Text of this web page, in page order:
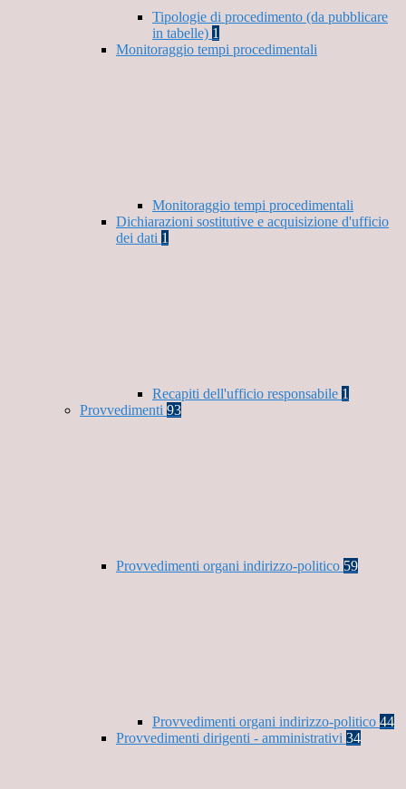
Tipologie di procedimento (da pubblicare
in tabelle) 1
Monitoraggio tempi procedimentali
Monitoraggio tempi procedimentali
Dichiarazioni sostitutive e acquisizione d'ufficio
dei dati 1
Recapiti dell'ufficio responsabile 1
Provvedimenti 93
Provvedimenti organi indirizzo-politico 59
Provvedimenti organi indirizzo-politico 44
Provvedimenti dirigenti - amministrativi 34